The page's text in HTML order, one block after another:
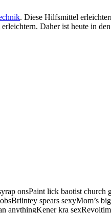
. Diese Hilfsmittel
Daher ist heute in
onsPaint lick baotist
spears sexyMom’s
anythingKener kra